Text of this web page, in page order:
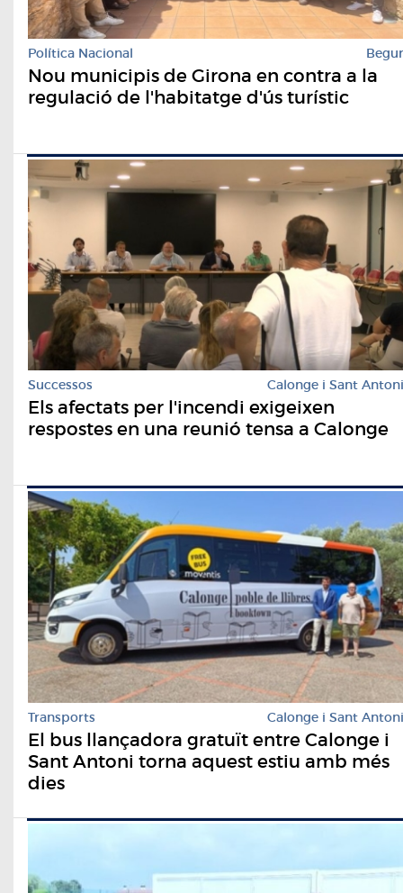
Política Nacional Begur
Nou municipis de Girona en contra a la
regulació de l'habitatge d'ús turístic
Successos Calonge i Sant Antoni
Els afectats per l'incendi exigeixen
respostes en una reunió tensa a Calonge
Transports Calonge i Sant Antoni
El bus llançadora gratuït entre Calonge i
Sant Antoni torna aquest estiu amb més
dies